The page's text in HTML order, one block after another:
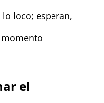
loco; esperan,
momento
el